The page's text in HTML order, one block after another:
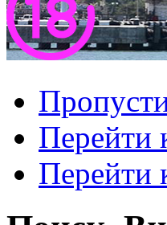
Перейти
Перейти